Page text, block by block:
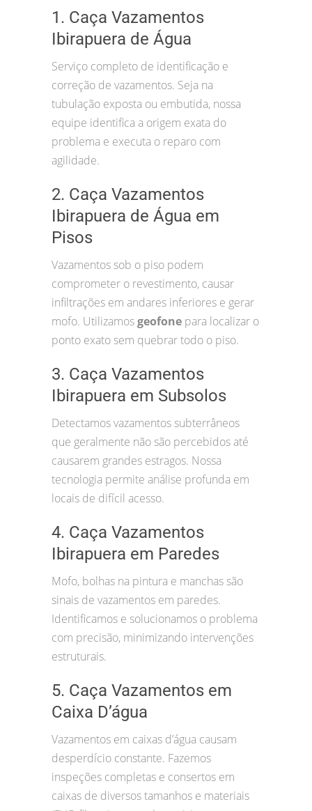
1. Caça Vazamentos
Ibirapuera de Água
Serviço completo de identificação e
correção de vazamentos. Seja na
tubulação exposta ou embutida, nossa
equipe identifica a origem exata do
problema e executa o reparo com
agilidade.
2. Caça Vazamentos
Ibirapuera de Água em
Pisos
Vazamentos sob o piso podem
comprometer o revestimento, causar
infiltrações em andares inferiores e gerar
mofo. Utilizamosgeofone para localizar o
ponto exato sem quebrar todo o piso.
3. Caça Vazamentos
Ibirapuera em Subsolos
Detectamos vazamentos subterrâneos
que geralmente não são percebidos até
causarem grandes estragos. Nossa
tecnologia permite análise profunda em
locais de difícil acesso.
4. Caça Vazamentos
Ibirapuera em Paredes
Mofo, bolhas na pintura e manchas são
sinais de vazamentos em paredes.
Identificamos e solucionamos o problema
com precisão, minimizando intervenções
estruturais.
5. Caça Vazamentos em
Caixa D’água
Vazamentos em caixas d’água causam
desperdício constante. Fazemos
inspeções completas e consertos em
caixas de diversos tamanhos e materiais